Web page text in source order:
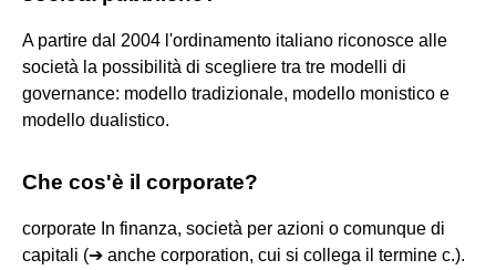
A partire dal 2004 l'ordinamento italiano riconosce alle
società la possibilità di scegliere tra tre modelli di
governance: modello tradizionale, modello monistico e
modello dualistico.
Che cos'è il corporate?
corporate In finanza, società per azioni o comunque di
capitali (➔ anche corporation, cui si collega il termine c.).